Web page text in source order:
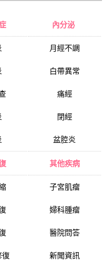
內分泌
月經不調
白帶異常
痛經
閉經
盆腔炎
復
其他疾病
子宮肌瘤
婦科腫瘤
醫院問答
新聞資訊